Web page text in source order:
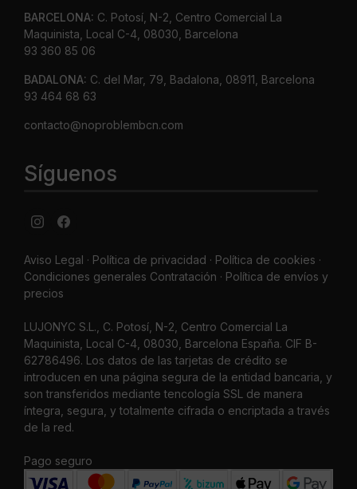
BARCELONA: C. Potosí, N-2, Centro Comercial La
Maquinista, Local C-4, 08030, Barcelona
93 360 85 06
BADALONA: C. del Mar, 79, Badalona, 08911, Barcelona
93 464 68 63
contacto@noproblembcn.com
Síguenos
Aviso Legal · Política de privacidad · Política de cookies ·
Condiciones generales Contratación · Política de envíos y
precios
LUJONYC S.L., C. Potosí, N-2, Centro Comercial La
Maquinista, Local C-4, 08030, Barcelona España. CIF B-
62786496. Los datos de las tarjetas de crédito se
introducen en una página segura de la entidad bancaria, y
son transferidos mediante tencología SSL de manera
íntegra, segura, y totalmente cifrada o encriptada a través
de la red.
Pago seguro